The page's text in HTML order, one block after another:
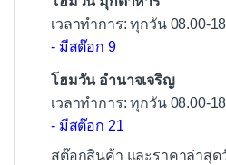
เวลาทำการ: ทุกวัน 08.00-
- มีสต๊อก 9
โฮมวัน อำนาจเจริญ
เวลาทำการ: ทุกวัน 08.00-
- มีสต๊อก 21
สต๊อกสินค้า และราคาล่าสุด